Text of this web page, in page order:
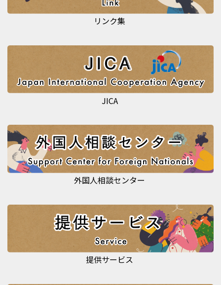
リンク集
JICA
外国人相談センター
提供サービス